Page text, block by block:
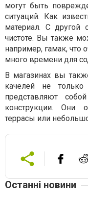
могут быть
ситуаций. Как
материал. С другой
чистоте. Вы также
например, гамак, что
много времени для
В магазинах вы
качелей не
представляют
конструкции. Они
террасы или
Останні новини